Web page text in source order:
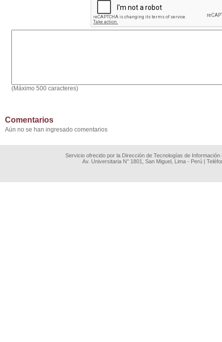
(Máximo 500 caracteres)
Comentarios
Aún no se han ingresado comentarios
Servicio ofrecido por la Dirección de Tecnologías de
Av. Universitaria N° 1801, San Miguel, Lima - Perú |